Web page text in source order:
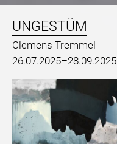
UNGESTÜM
Clemens Tremmel
26.07.2025–28.09.2025